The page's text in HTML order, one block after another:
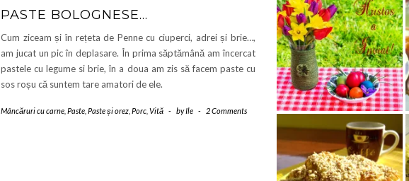
PASTE BOLOGNESE…
Cum ziceam și în rețeta de Penne cu ciuperci, adrei și brie…,
am jucat un pic în deplasare. În prima săptămână am încercat
pastele cu legume si brie, în a doua am zis să facem paste cu
sos roșu că suntem tare amatori de ele.
Mâncăruri cu carne Paste Paste și orez Porc Vită - byIle - 2 Comments